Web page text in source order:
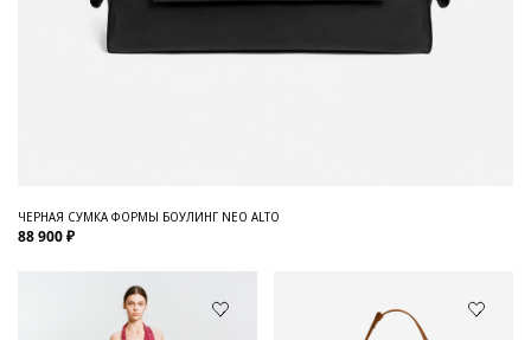
ЧЕРНАЯ СУМКА ФОРМЫ БОУЛИНГ NEO ALTO
88 900 ₽